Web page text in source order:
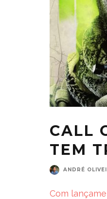
CALL
TEM
ANDRÉ
Com